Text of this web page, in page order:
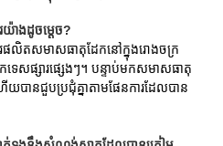
ាងដូចម្តេច?
លិតសមាសធាតុដែកនៅក្នុងរោងចក្រ
ទេសផ្សារផ្សេងៗ។ បន្ទាប់មកសមាសធាតុ
បានជួបប្រជុំគ្នាតាមផែនការដែលបាន